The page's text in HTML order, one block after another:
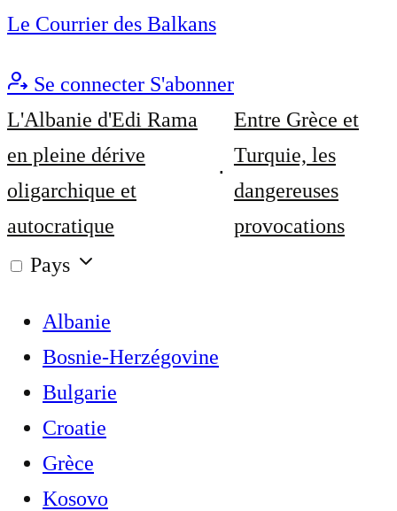
Le Courrier des Balkans
Se connecter S'abonner
L'Albanie d'Edi Rama
en pleine dérive
oligarchique et
autocratique
Entre Grèce et
Turquie, les
dangereuses
provocations
Pays
Albanie
Bosnie-Herzégovine
Bulgarie
Croatie
Grèce
Kosovo